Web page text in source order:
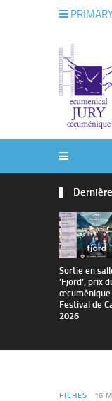
Sortie en
’Fjord’, prix
œcuménique
Festival de
2026
FICHES 16